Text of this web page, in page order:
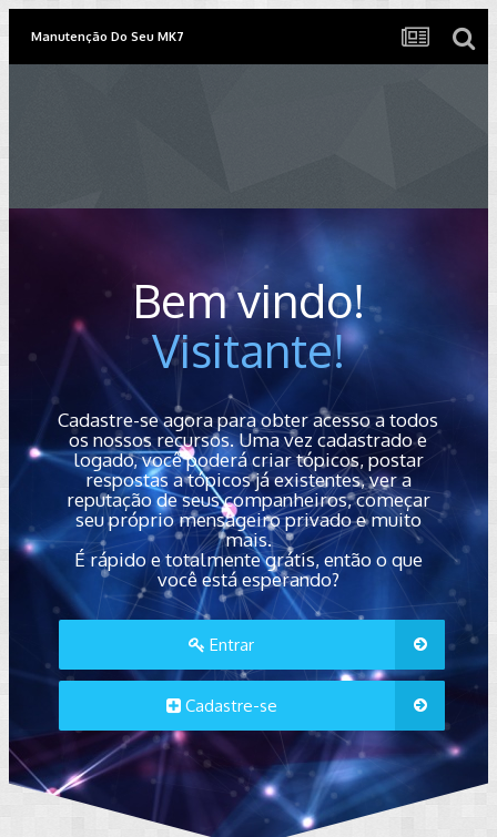
Manutenção Do Seu MK7
Bem vindo!
Visitante!
Cadastre-se agora para obter acesso a todos
os nossos recursos. Uma vez cadastrado e
logado, você poderá criar tópicos, postar
respostas a tópicos já existentes, ver a
reputação de seus companheiros, começar
seu próprio mensageiro privado e muito
mais.
É rápido e totalmente grátis, então o que
você está esperando?
Entrar
Cadastre-se